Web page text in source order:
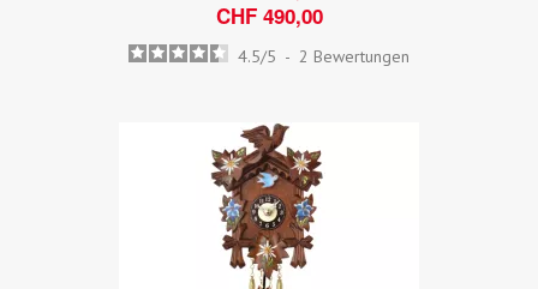
CHF 490,00
4.5/5 - 2 Bewertungen